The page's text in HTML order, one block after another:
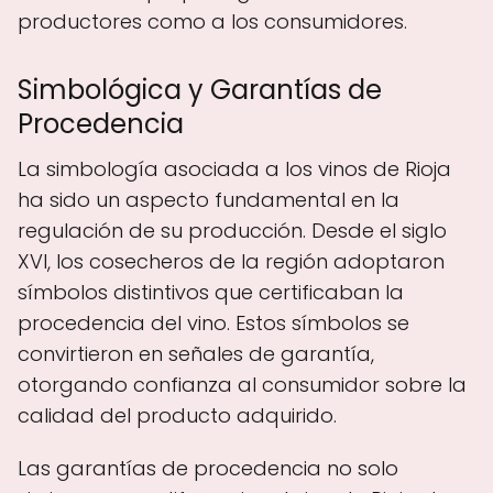
productores como a los consumidores.
Simbológica y Garantías de
Procedencia
La simbología asociada a los vinos de Rioja
ha sido un aspecto fundamental en la
regulación de su producción. Desde el siglo
XVI, los cosecheros de la región adoptaron
símbolos distintivos que certificaban la
procedencia del vino. Estos símbolos se
convirtieron en señales de garantía,
otorgando confianza al consumidor sobre la
calidad del producto adquirido.
Las garantías de procedencia no solo